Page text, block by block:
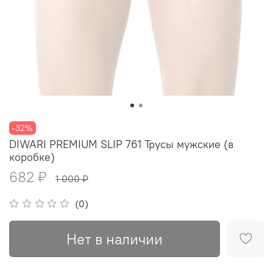
-32%
(0)
DIWARI PREMIUM SLIP 761 Трусы мужские (в
коробке)
682 ₽ 1 000 ₽
Нет в наличии